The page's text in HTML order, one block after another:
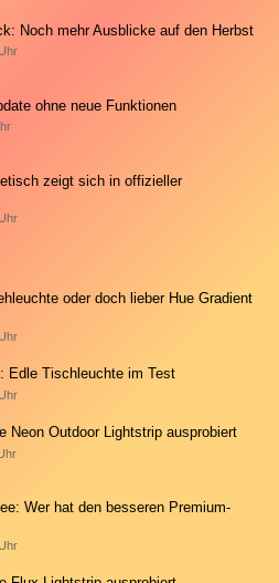
Noch mehr Ausblicke auf den Herbst
ohne neue Funktionen
zeigt sich in offizieller
oder doch lieber Hue Gradient
Edle Tischleuchte im Test
Neon Outdoor Lightstrip ausprobiert
Wer hat den besseren Premium-